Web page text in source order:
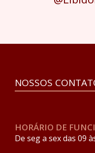
NOSSOS
HORÁRIO DE
De seg a sex das 09